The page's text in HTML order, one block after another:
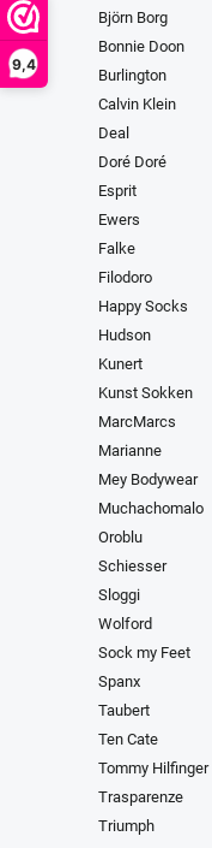
9,4
Björn Borg
Bonnie Doon
Burlington
Calvin Klein
Deal
Doré Doré
Esprit
Ewers
Falke
Filodoro
Happy Socks
Hudson
Kunert
Kunst Sokken
MarcMarcs
Marianne
Mey Bodywear
Muchachomalo
Oroblu
Schiesser
Sloggi
Wolford
Sock my Feet
Spanx
Taubert
Ten Cate
Tommy Hilfinger
Trasparenze
Triumph